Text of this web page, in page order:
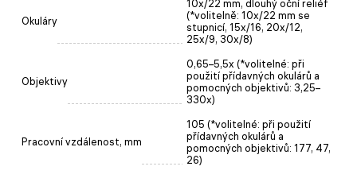
Okuláry
10x/22 mm, dlouhý oční reliéf
(*volitelně: 10x/22 mm se
stupnicí, 15x/16, 20x/12,
25x/9, 30x/8)
Objektivy
0,65–5,5х (*volitelné: při
použití přídavných okulárů a
pomocných objektivů: 3,25–
330х)
Pracovní vzdálenost, mm
105 (*volitelné: při použití
přídavných okulárů a
pomocných objektivů: 177, 47,
26)